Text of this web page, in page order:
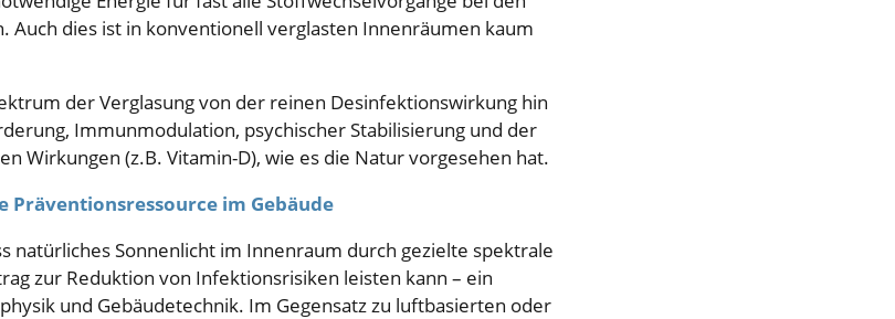
Auch dies ist in konventionell verglasten Innenräumen kaum
der Verglasung von der reinen Desinfektionswirkung hin
Immunmodulation, psychischer Stabilisierung und der
Wirkungen (z.B. Vitamin-D), wie es die Natur vorgesehen hat.
Präventionsressource im Gebäude
natürliches Sonnenlicht im Innenraum durch gezielte spektrale
zur Reduktion von Infektionsrisiken leisten kann – ein
und Gebäudetechnik. Im Gegensatz zu luftbasierten oder